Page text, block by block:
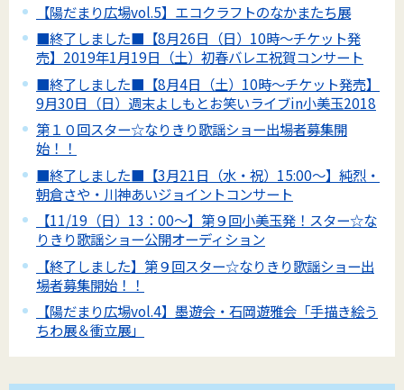
【陽だまり広場vol.5】エコクラフトのなかまたち展
■終了しました■【8月26日（日）10時～チケット発
売】2019年1月19日（土）初春バレエ祝賀コンサート
■終了しました■【8月4日（土）10時～チケット発売】
9月30日（日）週末よしもとお笑いライブin小美玉2018
第１０回スター☆なりきり歌謡ショー出場者募集開
始！！
■終了しました■【3月21日（水・祝）15:00～】純烈・
朝倉さや・川神あいジョイントコンサート
【11/19（日）13：00～】第９回小美玉発！スター☆な
りきり歌謡ショー公開オーディション
【終了しました】第９回スター☆なりきり歌謡ショー出
場者募集開始！！
【陽だまり広場vol.4】墨遊会・石岡遊雅会「手描き絵う
ちわ展＆衝立展」